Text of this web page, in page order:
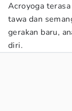
Acroyoga
tawa dan
gerakan baru,
diri.